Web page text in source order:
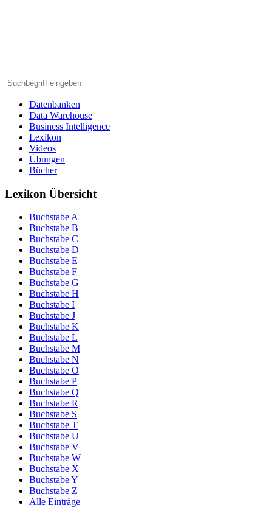
Datenbanken
Data Warehouse
Business Intelligence
Lexikon
Videos
Übungen
Bücher
Lexikon Übersicht
Buchstabe A
Buchstabe B
Buchstabe C
Buchstabe D
Buchstabe E
Buchstabe F
Buchstabe G
Buchstabe H
Buchstabe I
Buchstabe J
Buchstabe K
Buchstabe L
Buchstabe M
Buchstabe N
Buchstabe O
Buchstabe P
Buchstabe Q
Buchstabe R
Buchstabe S
Buchstabe T
Buchstabe U
Buchstabe V
Buchstabe W
Buchstabe X
Buchstabe Y
Buchstabe Z
Alle Einträge